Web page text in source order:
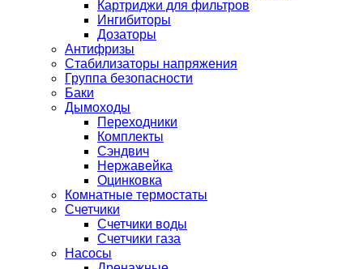
Картриджи для фильтров
Ингибиторы
Дозаторы
Антифризы
Стабилизаторы напряжения
Группа безопасности
Баки
Дымоходы
Переходники
Комплекты
Сэндвич
Нержавейка
Оцинковка
Комнатные термостаты
Счетчики
Счетчики воды
Счетчики газа
Насосы